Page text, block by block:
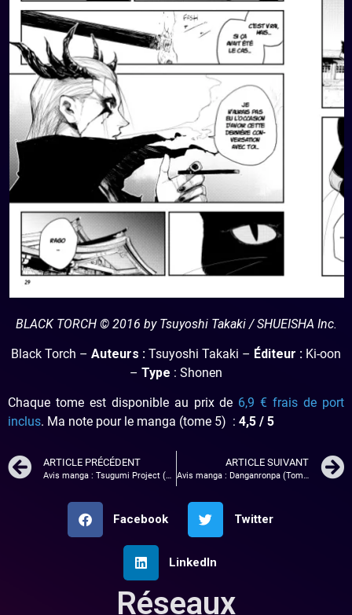
BLACK TORCH © 2016 by Tsuyoshi Takaki / SHUEISHA Inc.
Black Torch – Auteurs : Tsuyoshi Takaki – Éditeur : Ki-oon
– Type : Shonen
Chaque tome est disponible au prix de 6,9 € frais de port
inclus. Ma note pour le manga (tome 5) : 4,5 / 5
ARTICLE PRÉCÉDENT
Avis manga : Tsugumi Project (Tome 1)
ARTICLE SUIVANT
Avis manga : Danganronpa (Tome 1)
Facebook Twitter
LinkedIn
Réseaux